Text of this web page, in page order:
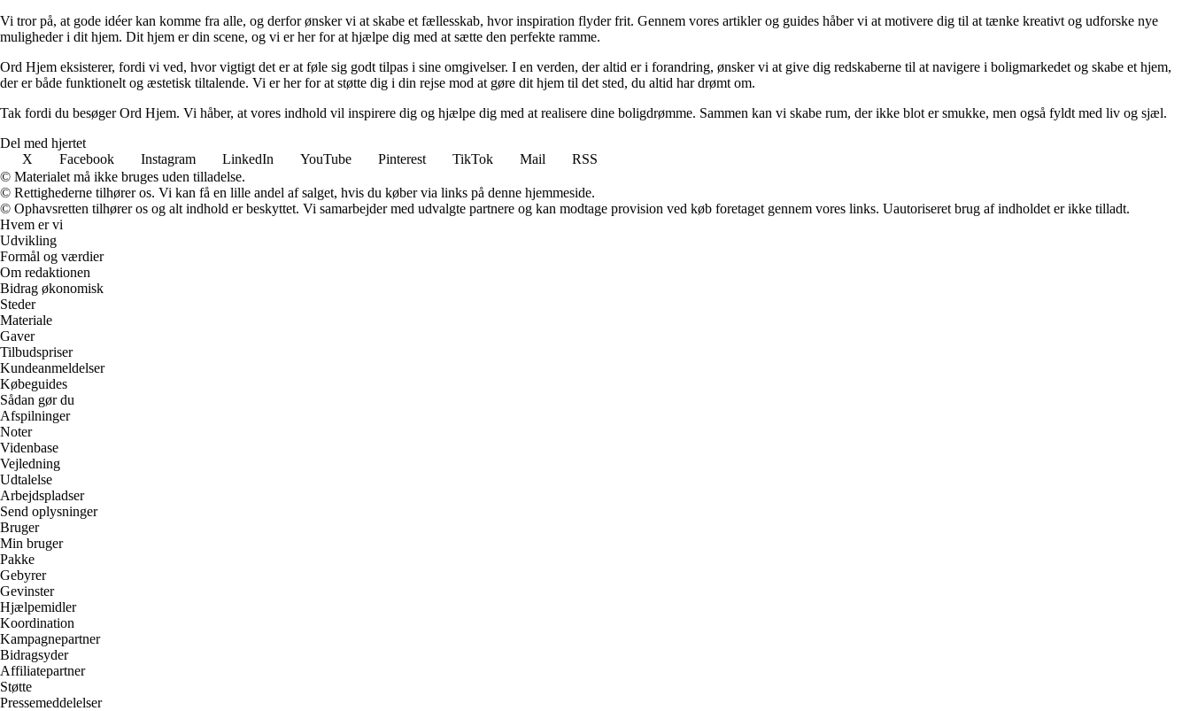
Vi tror på, at gode idéer kan komme fra alle, og derfor ønsker vi at skabe et fællesskab, hvor inspiration flyder frit. Gennem vores artikler og guides håber vi at motivere dig til at tænke kreativt og udforske nye
muligheder i dit hjem. Dit hjem er din scene, og vi er her for at hjælpe dig med at sætte den perfekte ramme.
Ord Hjem eksisterer, fordi vi ved, hvor vigtigt det er at føle sig godt tilpas i sine omgivelser. I en verden, der altid er i forandring, ønsker vi at give dig redskaberne til at navigere i boligmarkedet og skabe et hjem,
der er både funktionelt og æstetisk tiltalende. Vi er her for at støtte dig i din rejse mod at gøre dit hjem til det sted, du altid har drømt om.
Tak fordi du besøger Ord Hjem. Vi håber, at vores indhold vil inspirere dig og hjælpe dig med at realisere dine boligdrømme. Sammen kan vi skabe rum, der ikke blot er smukke, men også fyldt med liv og sjæl.
Del med hjertet
X
Facebook Instagram LinkedIn YouTube Pinterest TikTok Mail
RSS
© Materialet må ikke bruges uden tilladelse.
© Rettighederne tilhører os. Vi kan få en lille andel af salget, hvis du køber via links på denne hjemmeside.
© Ophavsretten tilhører os og alt indhold er beskyttet. Vi samarbejder med udvalgte partnere og kan modtage provision ved køb foretaget gennem vores links. Uautoriseret brug af indholdet er ikke tilladt.
Hvem er vi
Udvikling
Formål og værdier
Om redaktionen
Bidrag økonomisk
Steder
Materiale
Gaver
Tilbudspriser
Kundeanmeldelser
Købeguides
Sådan gør du
Afspilninger
Noter
Videnbase
Vejledning
Udtalelse
Arbejdspladser
Send oplysninger
Bruger
Min bruger
Pakke
Gebyrer
Gevinster
Hjælpemidler
Koordination
Kampagnepartner
Bidragsyder
Affiliatepartner
Støtte
Pressemeddelelser